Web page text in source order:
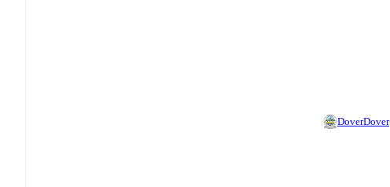
DoverDover